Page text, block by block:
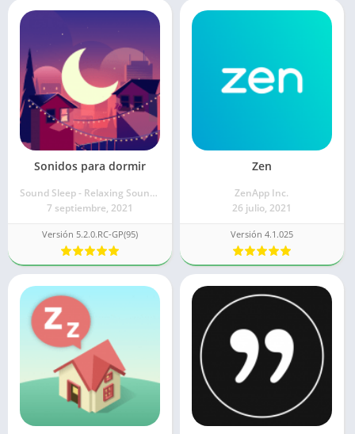
Sonidos para dormir
Sound Sleep - Relaxing Sounds and White Noise
7 septiembre, 2021
Versión 5.2.0.RC-GP(95)
Zen
ZenApp Inc.
26 julio, 2021
Versión 4.1.025